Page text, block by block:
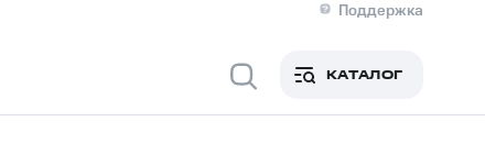
Поддержка
Медиа-центр
Пригласить спикера
КАТАЛОГ